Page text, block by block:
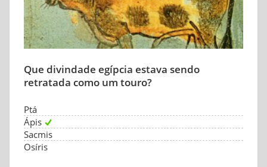
Que divindade egípcia estava sendo
retratada como um touro?
Ptá
Ápis
Sacmis
Osíris